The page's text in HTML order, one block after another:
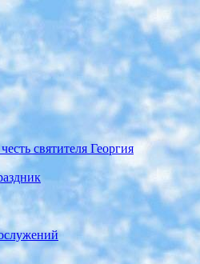
святителя Георгия